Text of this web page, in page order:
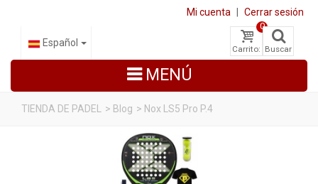
Mi cuenta Cerrar sesión
Carrito:
0
Buscar
Español
MENÚ
TIENDA DE PADEL > Blog > Nox LS5 Pro P.4